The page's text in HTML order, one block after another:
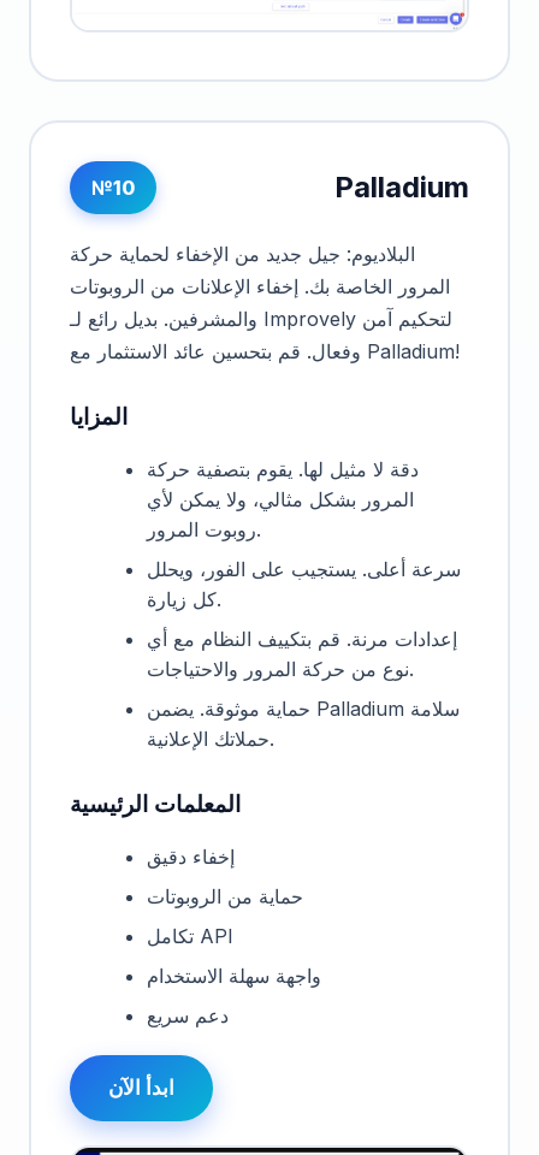
№10 Palladium
البلاديوم: جيل جديد من الإخفاء لحماية حركة
المرور الخاصة بك. إخفاء الإعلانات من الروبوتات
والمشرفين. بديل رائع لـ Improvely لتحكيم آمن
وفعال. قم بتحسين عائد الاستثمار مع Palladium!
المزايا
دقة لا مثيل لها. يقوم بتصفية حركة
المرور بشكل مثالي، ولا يمكن لأي
روبوت المرور.
سرعة أعلى. يستجيب على الفور، ويحلل
كل زيارة.
إعدادات مرنة. قم بتكييف النظام مع أي
نوع من حركة المرور والاحتياجات.
حماية موثوقة. يضمن Palladium سلامة
حملاتك الإعلانية.
المعلمات الرئيسية
إخفاء دقيق
حماية من الروبوتات
تكامل API
واجهة سهلة الاستخدام
دعم سريع
ابدأ الآن